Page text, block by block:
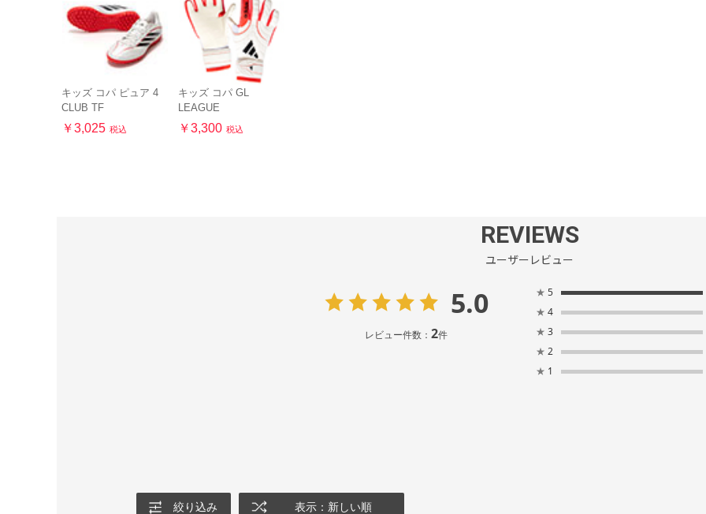
キッズ コパ ピュア 4
CLUB TF
￥3,025 税込
キッズ コパ GL
LEAGUE
￥3,300 税込
REVIEWS
ユーザーレビュー
5.0
レビュー件数： 2件
★ 5
★ 4
★ 3
★ 2
★ 1
絞り込み 表示：新しい順